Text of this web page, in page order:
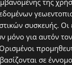
συσκευής. Οι
μόνο για αυτόν τον
σε έννομο